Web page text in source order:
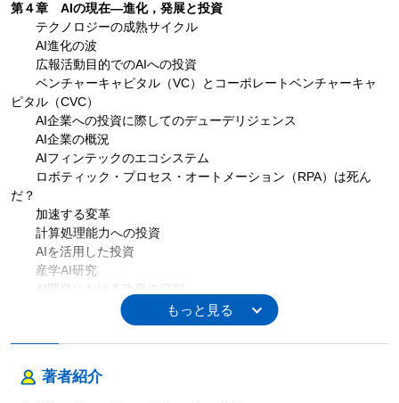
第４章 AIの現在―進化，発展と投資
テクノロジーの成熟サイクル
AI進化の波
広報活動目的でのAIへの投資
ベンチャーキャピタル（VC）とコーポレートベンチャーキャ
ピタル（CVC）
AI企業への投資に際してのデューデリジェンス
AI企業の概況
AIフィンテックのエコシステム
ロボティック・プロセス・オートメーション（RPA）は死ん
だ？
加速する変革
計算処理能力への投資
AIを活用した投資
産学AI研究
AI開発における政府の役割
取締役会が尋ねるべき質問例
本章のキーポイント
AIガバナンスの５つの重要な側面
著者紹介